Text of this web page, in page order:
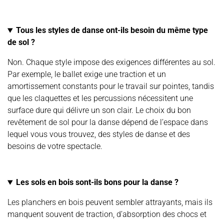
Tous les styles de danse ont-ils besoin du même type
de sol ?
Non. Chaque style impose des exigences différentes au sol.
Par exemple, le ballet exige une traction et un
amortissement constants pour le travail sur pointes, tandis
que les claquettes et les percussions nécessitent une
surface dure qui délivre un son clair. Le choix du bon
revêtement de sol pour la danse dépend de l’espace dans
lequel vous vous trouvez, des styles de danse et des
besoins de votre spectacle.
Les sols en bois sont-ils bons pour la danse ?
Les planchers en bois peuvent sembler attrayants, mais ils
manquent souvent de traction, d’absorption des chocs et